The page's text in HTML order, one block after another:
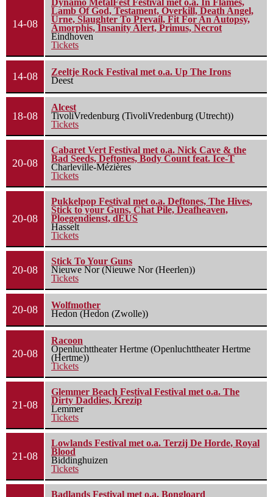
14-08
Dynamo MetalFest Festival met o.a. In Flames,
Lamb Of God, Testament, Overkill, Death Angel,
Urne, Slaughter To Prevail, Fit For An Autopsy,
Amorphis, Insanity Alert, Primus, Necrot
Eindhoven
Tickets
14-08
Zeeltje Rock Festival met o.a. Up The Irons
Deest
18-08
Alcest
TivoliVredenburg (TivoliVredenburg (Utrecht))
Tickets
20-08
Cabaret Vert Festival met o.a. Nick Cave & the
Bad Seeds, Deftones, Body Count feat. Ice-T
Charleville-Mézières
Tickets
20-08
Pukkelpop Festival met o.a. Deftones, The Hives,
Stick to your Guns, Chat Pile, Deafheaven,
Ploegendienst, dEUS
Hasselt
Tickets
20-08
Stick To Your Guns
Nieuwe Nor (Nieuwe Nor (Heerlen))
Tickets
20-08
Wolfmother
Hedon (Hedon (Zwolle))
20-08
Racoon
Openluchttheater Hertme (Openluchttheater Hertme
(Hertme))
Tickets
21-08
Glemmer Beach Festival Festival met o.a. The
Dirty Daddies, Krezip
Lemmer
Tickets
21-08
Lowlands Festival met o.a. Terzij De Horde, Royal
Blood
Biddinghuizen
Tickets
Badlands Festival met o.a. Bongloard